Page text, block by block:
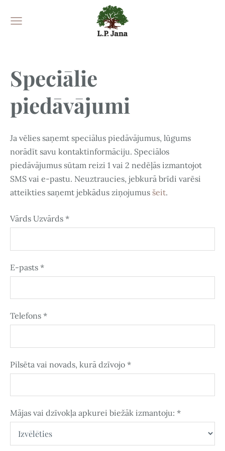
Speciālie
piedāvājumi
Ja vēlies saņemt speciālus piedāvājumus, lūgums
norādīt savu kontaktinformāciju. Speciālos
piedāvājumus sūtam reizi 1 vai 2 nedēļās izmantojot
SMS vai e-pastu. Neuztraucies, jebkurā brīdi varēsi
atteikties saņemt jebkādus ziņojumus šeit.
Vārds Uzvārds *
E-pasts *
Telefons *
Pilsēta vai novads, kurā dzīvojo *
Mājas vai dzīvokļa apkurei biežāk izmantoju: *